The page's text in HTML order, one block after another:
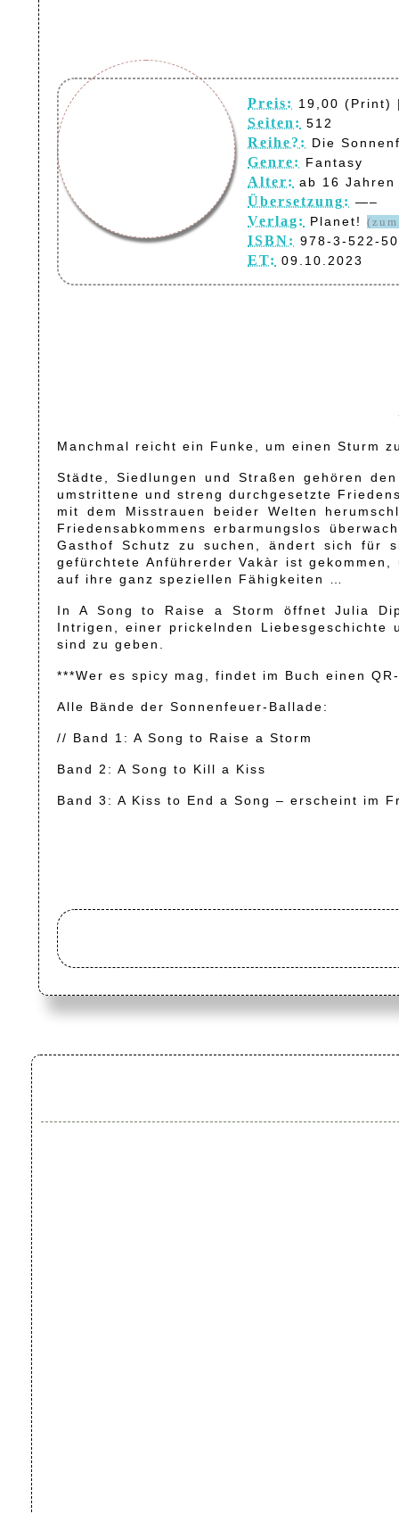
Preis: 19,00 (Print)
Seiten: 512
Reihe?: Die
Genre: Fantasy
Alter: ab 16 Jahren
Übersetzung: —–
Verlag: Planet!
ISBN: 978-3-522-
ET: 09.10.2023
Manchmal reicht ein Funke, um einen Sturm
Städte, Siedlungen und Straßen gehören
umstrittene und streng durchgesetzte
mit dem Misstrauen beider Welten
Friedensabkommens erbarmungslos
Gasthof Schutz zu suchen, ändert sich für
gefürchtete Anführerder Vakàr ist
auf ihre ganz speziellen Fähigkeiten …
In A Song to Raise a Storm öffnet Julia
Intrigen, einer prickelnden
sind zu geben.
***Wer es spicy mag, findet im Buch einen
Alle Bände der Sonnenfeuer-Ballade:
// Band 1: A Song to Raise a Storm
Band 2: A Song to Kill a Kiss
Band 3: A Kiss to End a Song – erscheint im